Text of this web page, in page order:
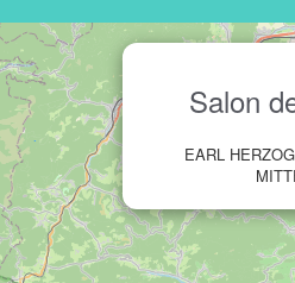
Salon
EARL